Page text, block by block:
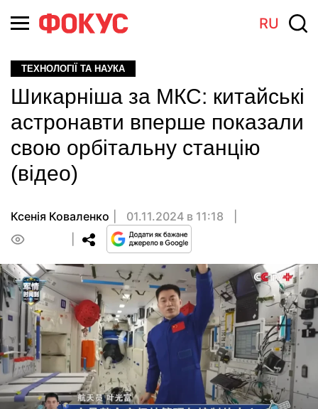
RU
ТЕХНОЛОГІЇ ТА НАУКА
Шикарніша за МКС: китайські
астронавти вперше показали
свою орбітальну станцію
(відео)
Ксенія Коваленко
01.11.2024 в 11:18